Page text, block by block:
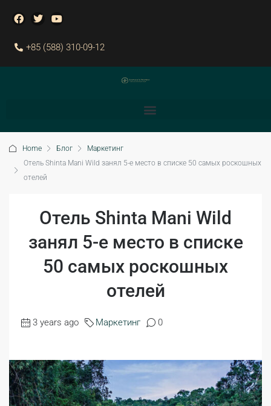
+85 (588) 310-09-12
Home Блог
Маркетинг
Отель Shinta Mani Wild занял 5-е место в списке 50 самых роскошных
отелей
Отель Shinta Mani Wild
занял 5-е место в списке
50 самых роскошных
отелей
3 years ago Маркетинг 0